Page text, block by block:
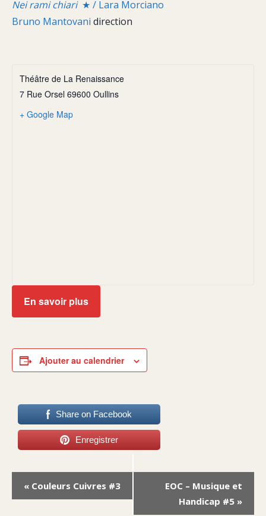
Nei rami chiari★ / Lara Morciano
Bruno Mantovani direction
Théâtre de La Renaissance
7 Rue Orsel 69600 Oullins
+ Google Map
En savoir plus
Ajouter au calendrier
Share on Facebook
Enregistrer
Navigation
Évènement
« Couleurs Cuivres #3
EOC – Musique et
Handicap #5 »